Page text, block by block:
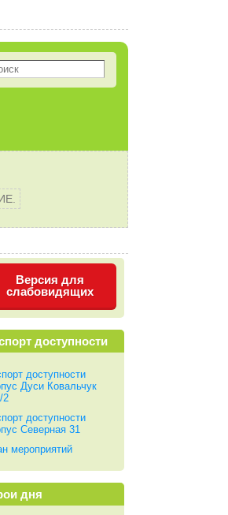
Версия для
слабовидящих
доступности
доступности
Дуси Ковальчук
2
доступности
Северная 31
мероприятий
дня